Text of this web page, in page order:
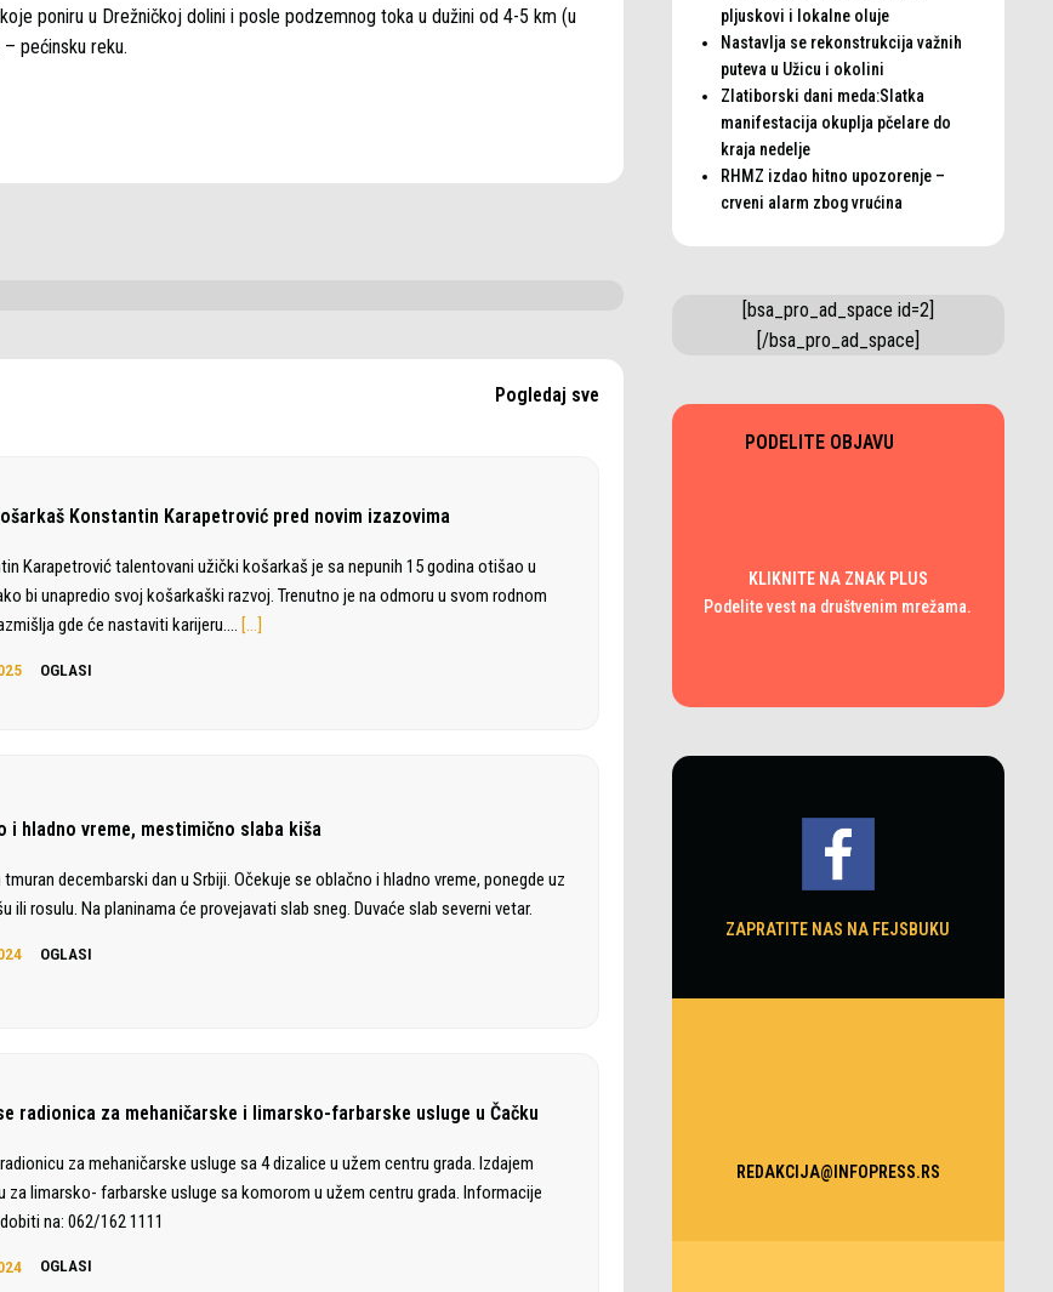
poniru u Drežničkoj dolini i posle podzemnog toka u dužini od 4-5 km (u
pećinsku reku.
Pogledaj sve
Konstantin Karapetrović pred novim izazovima
Karapetrović talentovani užički košarkaš je sa nepunih 15 godina otišao u
bi unapredio svoj košarkaški razvoj. Trenutno je na odmoru u svom rodnom
gde će nastaviti karijeru.… […]
OGLASI
i hladno vreme, mestimično slaba kiša
decembarski dan u Srbiji. Očekuje se oblačno i hladno vreme, ponegde uz
ili rosulu. Na planinama će provejavati slab sneg. Duvaće slab severni vetar.
OGLASI
radionica za mehaničarske i limarsko-farbarske usluge u Čačku
za mehaničarske usluge sa 4 dizalice u užem centru grada. Izdajem
za limarsko- farbarske usluge sa komorom u užem centru grada. Informacije
na: 062/162 1111
OGLASI
pljuskovi i lokalne oluje
Nastavlja se rekonstrukcija važnih
puteva u Užicu i okolini
Zlatiborski dani meda:Slatka
manifestacija okuplja pčelare do
kraja nedelje
RHMZ izdao hitno upozorenje –
crveni alarm zbog vrućina
[bsa_pro_ad_space id=2]
[/bsa_pro_ad_space]
PODELITE OBJAVU
KLIKNITE NA ZNAK PLUS
Podelite vest na društvenim mrežama.
ZAPRATITE NAS NA FEJSBUKU
REDAKCIJA@INFOPRESS.RS